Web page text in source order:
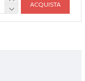
ACQUISTA